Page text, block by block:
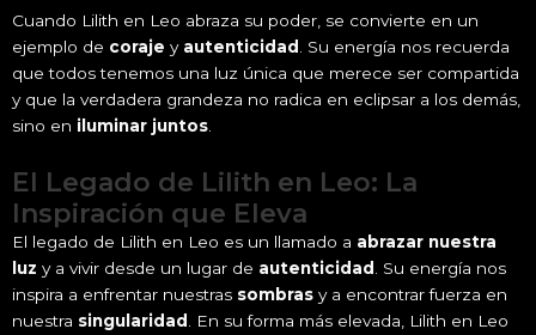
Cuando Lilith en Leo abraza su poder, se convierte en un
ejemplo de coraje y autenticidad . Su energía nos recuerda
que todos tenemos una luz única que merece ser compartida
y que la verdadera grandeza no radica en eclipsar a los demás,
sino en iluminar juntos
El Legado de Lilith en Leo: La
Inspiración que Eleva
El legado de Lilith en Leo es un llamado a abrazar nuestra
luz y a vivir desde un lugar de autenticidad . Su energía nos
inspira a enfrentar nuestras sombras y a encontrar fuerza en
nuestra singularidad . En su forma más elevada, Lilith en Leo